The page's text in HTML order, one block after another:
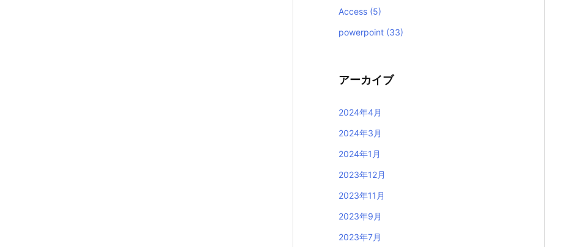
Access (5)
powerpoint (33)
アーカイブ
2024年4月
2024年3月
2024年1月
2023年12月
2023年11月
2023年9月
2023年7月